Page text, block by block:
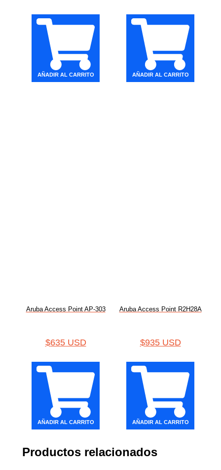
AÑADIR AL CARRITO AÑADIR AL CARRITO
Aruba Access Point AP-303
$635 USD
AÑADIR AL CARRITO
Aruba Access Point R2H28A
$935 USD
AÑADIR AL CARRITO
Productos relacionados